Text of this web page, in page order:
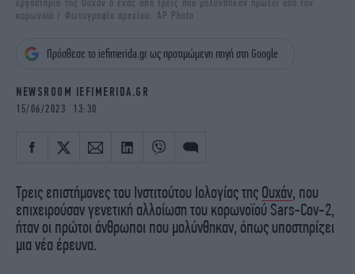
iBOOKS
ΖΩΔΙΑ
MEDIA
ELAMEFORA
NEWSLETTER
εργαστήριο της Ουχάν ο ένας από τρεις που μολύνθηκαν πρώτοι από τον
κορωνοϊό / Φωτογραφία αρχείου: AP Photo
Πρόσθεσε το iefimerida.gr ως προτιμώμενη πηγή στη Google
NEWSROOM IEFIMERIDA.GR
15/06/2023 13:30
Τρεις επιστήμονες του Ινστιτούτου Ιολογίας της Ουχάν, που
επιχειρούσαν γενετική αλλοίωση του κορωνοϊού Sars-Cov-2,
ήταν οι πρώτοι άνθρωποι που μολύνθηκαν, όπως υποστηρίζει
μια νέα έρευνα.